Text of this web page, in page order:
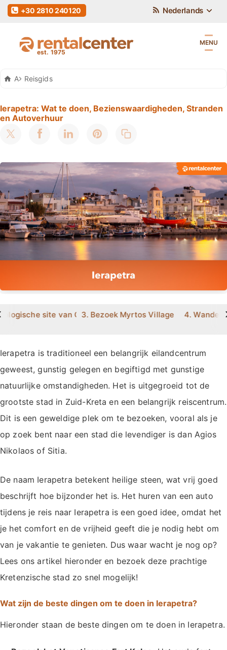
Auto Huren Kreta
Reisgids
Ierapetra: Wat te doen, Bezienswaardigheden, Stranden
en Autoverhuur
site van Gournia3. Bezoek Myrtos Village 4. Wandel >
Ierapetra is traditioneel een belangrijk eilandcentrum
geweest, gunstig gelegen en begiftigd met gunstige
natuurlijke omstandigheden. Het is uitgegroeid tot de
grootste stad in Zuid-Kreta en een belangrijk reiscentrum.
Dit is een geweldige plek om te bezoeken, vooral als je
op zoek bent naar een stad die levendiger is dan Agios
Nikolaos of Sitia.
De naam Ierapetra betekent heilige steen, wat vrij goed
beschrijft hoe bijzonder het is. Het huren van een auto
tijdens je reis naar Ierapetra is een goed idee, omdat het
je het comfort en de vrijheid geeft die je nodig hebt om
van je vakantie te genieten. Dus waar wacht je nog op?
Lees ons artikel hieronder en bezoek deze prachtige
Kretenzische stad zo snel mogelijk!
Wat zijn de beste dingen om te doen in Ierapetra?
Hieronder staan de beste dingen om te doen in Ierapetra.
Nederlands
+30 2810 240120
MENU